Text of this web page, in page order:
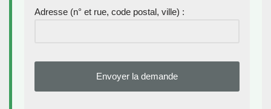
Adresse (n° et rue, code postal, ville) :